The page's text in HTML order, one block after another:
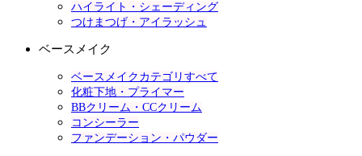
ハイライト・シェーディング
つけまつげ・アイラッシュ
ベースメイク
ベースメイクカテゴリすべて
化粧下地・プライマー
BBクリーム・CCクリーム
コンシーラー
ファンデーション・パウダー